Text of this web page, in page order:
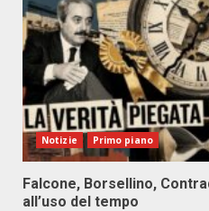
Notizie Primo piano
Falcone, Borsellino,
all’uso del tempo